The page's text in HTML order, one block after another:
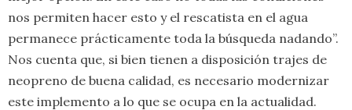
nos permiten hacer esto y el rescatista en el agua
permanece prácticamente toda la búsqueda nadando”.
Nos cuenta que, si bien tienen a disposición trajes de
neopreno de buena calidad, es necesario modernizar
este implemento a lo que se ocupa en la actualidad.